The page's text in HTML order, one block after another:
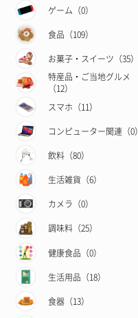
ゲーム（0）
食品（109）
お菓子・スイーツ（35）
特産品・ご当地グルメ
（12）
スマホ（11）
コンピューター関連（0）
飲料（80）
生活雑貨（6）
カメラ（0）
調味料（25）
健康食品（0）
生活用品（18）
食器（13）